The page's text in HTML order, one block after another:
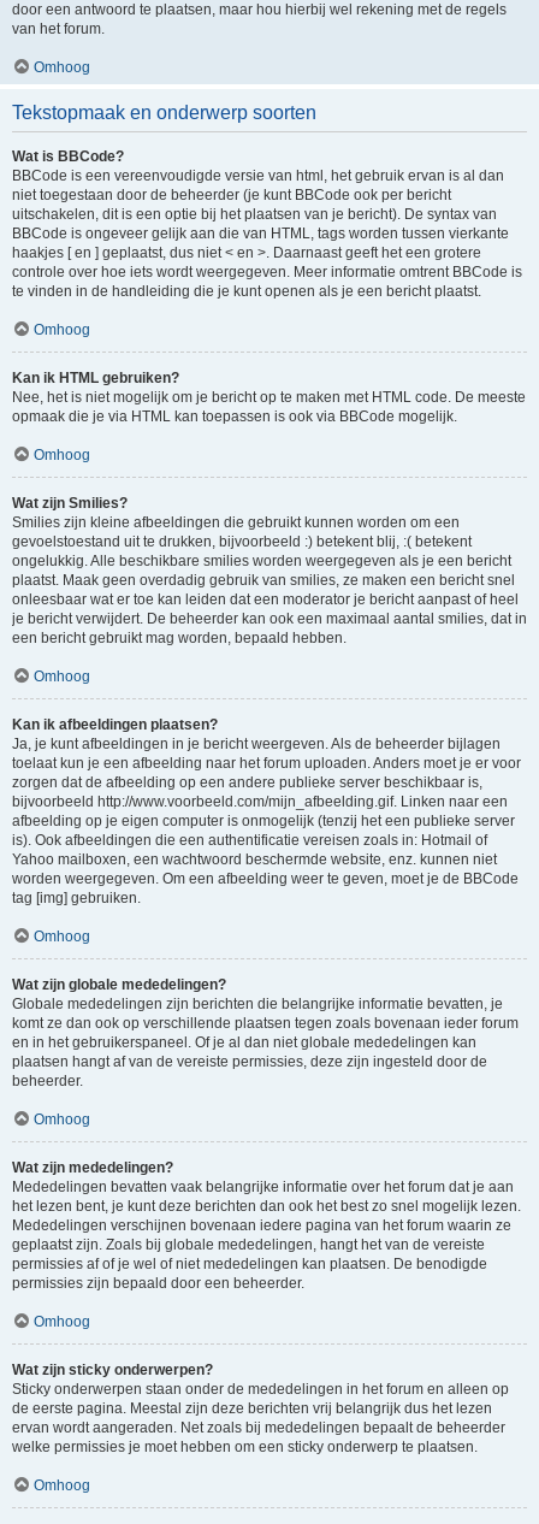
door een antwoord te plaatsen, maar hou hierbij wel rekening met de regels
van het forum.
Omhoog
Tekstopmaak en onderwerp soorten
Wat is BBCode?
BBCode is een vereenvoudigde versie van html, het gebruik ervan is al dan
niet toegestaan door de beheerder (je kunt BBCode ook per bericht
uitschakelen, dit is een optie bij het plaatsen van je bericht). De syntax van
BBCode is ongeveer gelijk aan die van HTML, tags worden tussen vierkante
haakjes [ en ] geplaatst, dus niet < en >. Daarnaast geeft het een grotere
controle over hoe iets wordt weergegeven. Meer informatie omtrent BBCode is
te vinden in de handleiding die je kunt openen als je een bericht plaatst.
Omhoog
Kan ik HTML gebruiken?
Nee, het is niet mogelijk om je bericht op te maken met HTML code. De meeste
opmaak die je via HTML kan toepassen is ook via BBCode mogelijk.
Omhoog
Wat zijn Smilies?
Smilies zijn kleine afbeeldingen die gebruikt kunnen worden om een
gevoelstoestand uit te drukken, bijvoorbeeld :) betekent blij, :( betekent
ongelukkig. Alle beschikbare smilies worden weergegeven als je een bericht
plaatst. Maak geen overdadig gebruik van smilies, ze maken een bericht snel
onleesbaar wat er toe kan leiden dat een moderator je bericht aanpast of heel
je bericht verwijdert. De beheerder kan ook een maximaal aantal smilies, dat in
een bericht gebruikt mag worden, bepaald hebben.
Omhoog
Kan ik afbeeldingen plaatsen?
Ja, je kunt afbeeldingen in je bericht weergeven. Als de beheerder bijlagen
toelaat kun je een afbeelding naar het forum uploaden. Anders moet je er voor
zorgen dat de afbeelding op een andere publieke server beschikbaar is,
bijvoorbeeld http://www.voorbeeld.com/mijn_afbeelding.gif. Linken naar een
afbeelding op je eigen computer is onmogelijk (tenzij het een publieke server
is). Ook afbeeldingen die een authentificatie vereisen zoals in: Hotmail of
Yahoo mailboxen, een wachtwoord beschermde website, enz. kunnen niet
worden weergegeven. Om een afbeelding weer te geven, moet je de BBCode
tag [img] gebruiken.
Omhoog
Wat zijn globale mededelingen?
Globale mededelingen zijn berichten die belangrijke informatie bevatten, je
komt ze dan ook op verschillende plaatsen tegen zoals bovenaan ieder forum
en in het gebruikerspaneel. Of je al dan niet globale mededelingen kan
plaatsen hangt af van de vereiste permissies, deze zijn ingesteld door de
beheerder.
Omhoog
Wat zijn mededelingen?
Mededelingen bevatten vaak belangrijke informatie over het forum dat je aan
het lezen bent, je kunt deze berichten dan ook het best zo snel mogelijk lezen.
Mededelingen verschijnen bovenaan iedere pagina van het forum waarin ze
geplaatst zijn. Zoals bij globale mededelingen, hangt het van de vereiste
permissies af of je wel of niet mededelingen kan plaatsen. De benodigde
permissies zijn bepaald door een beheerder.
Omhoog
Wat zijn sticky onderwerpen?
Sticky onderwerpen staan onder de mededelingen in het forum en alleen op
de eerste pagina. Meestal zijn deze berichten vrij belangrijk dus het lezen
ervan wordt aangeraden. Net zoals bij mededelingen bepaalt de beheerder
welke permissies je moet hebben om een sticky onderwerp te plaatsen.
Omhoog